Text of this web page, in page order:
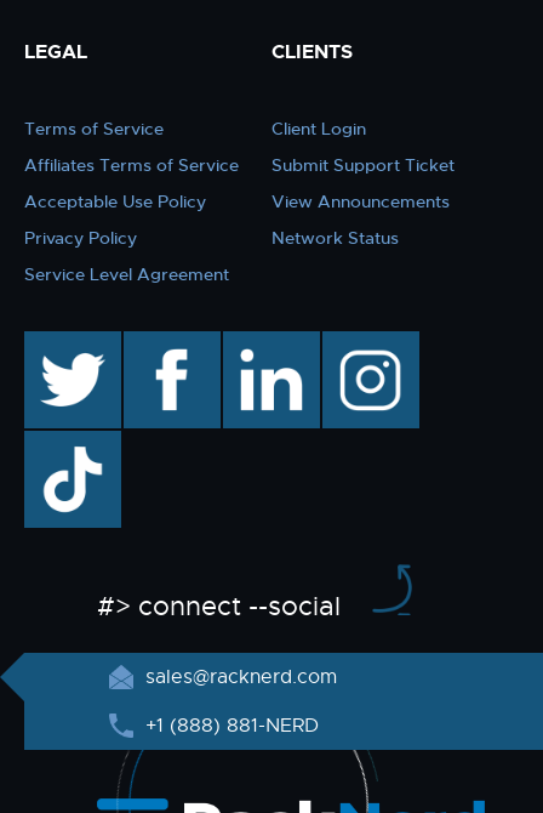
LEGAL
Terms of Service
Affiliates Terms of Service
Acceptable Use Policy
Privacy Policy
Service Level Agreement
CLIENTS
Client Login
Submit Support Ticket
View Announcements
Network Status
facebook linkedin instagram
TikTok
#> connect --social
sales@racknerd.com
+1 (888) 881-NERD